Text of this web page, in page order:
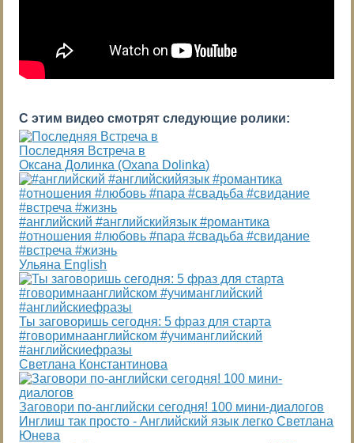
С этим видео смотрят следующие ролики:
Последняя Встреча в
Оксана Долинка (Oxana Dolinka)
#английский #английскийязык #романтика
#отношения #любовь #пара #свадьба #свидание
#встреча #жизнь
Ульяна English
Ты заговоришь сегодня: 5 фраз для старта
#говоримнаанглийском #учиманглийский
#английскиефразы
Светлана Константинова
Заговори по-английски сегодня! 100 мини-диалогов
Инглиш так просто - Английский язык легко Светлана
Юнева